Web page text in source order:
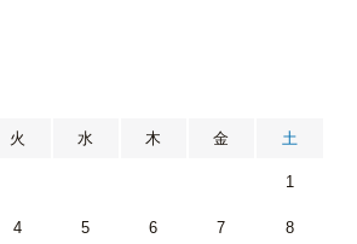
火 水 木 金 土
1
4 5 6 7 8